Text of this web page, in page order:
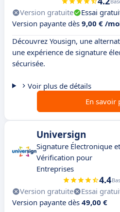
Version gratuite Essai
Version payante dès 9,00 € /
Découvrez Yousign, une
une expérience de signature
sécurisée.
Voir plus de détails
En savoir
Universign
Signature Électronique et
Vérification pour
Entreprises
4.4
Version gratuite Essai
Version payante dès 49,00 €